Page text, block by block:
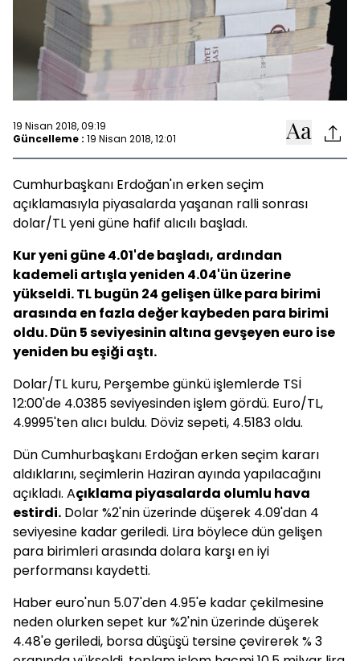
19 Nisan 2018, 09:19
Güncelleme : 19 Nisan 2018, 12:01
Cumhurbaşkanı Erdoğan'ın erken seçim
açıklamasıyla piyasalarda yaşanan ralli sonrası
dolar/TL yeni güne hafif alıcılı başladı.
Kur yeni güne 4.01'de başladı, ardından
kademeli artışla yeniden 4.04'ün üzerine
yükseldi. TL bugün 24 gelişen ülke para birimi
arasında en fazla değer kaybeden para birimi
oldu. Dün 5 seviyesinin altına gevşeyen euro ise
yeniden bu eşiği aştı.
Dolar/TL kuru, Perşembe günkü işlemlerde TSİ
12:00'de 4.0385 seviyesinden işlem gördü. Euro/TL,
4.9995'ten alıcı buldu. Döviz sepeti, 4.5183 oldu.
Dün Cumhurbaşkanı Erdoğan erken seçim kararı
aldıklarını, seçimlerin Haziran ayında yapılacağını
açıkladı. Açıklama piyasalarda olumlu hava
estirdi. Dolar %2'nin üzerinde düşerek 4.09'dan 4
seviyesine kadar geriledi. Lira böylece dün gelişen
para birimleri arasında dolara karşı en iyi
performansı kaydetti.
Haber euro'nun 5.07'den 4.95'e kadar çekilmesine
neden olurken sepet kur %2'nin üzerinde düşerek
4.48'e geriledi, borsa düşüşü tersine çevirerek % 3